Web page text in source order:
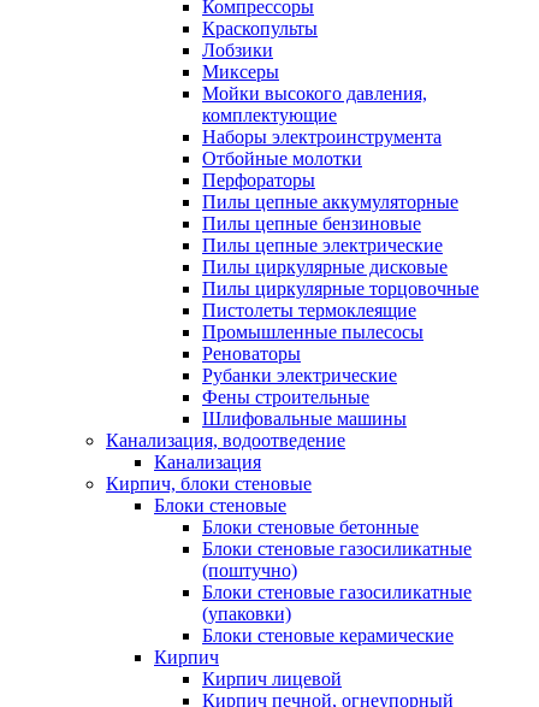
Компрессоры
Краскопульты
Лобзики
Миксеры
Мойки высокого давления,
комплектующие
Наборы электроинструмента
Отбойные молотки
Перфораторы
Пилы цепные аккумуляторные
Пилы цепные бензиновые
Пилы цепные электрические
Пилы циркулярные дисковые
Пилы циркулярные торцовочные
Пистолеты термоклеящие
Промышленные пылесосы
Реноваторы
Рубанки электрические
Фены строительные
Шлифовальные машины
Канализация, водоотведение
Канализация
Кирпич, блоки стеновые
Блоки стеновые
Блоки стеновые бетонные
Блоки стеновые газосиликатные
(поштучно)
Блоки стеновые газосиликатные
(упаковки)
Блоки стеновые керамические
Кирпич
Кирпич лицевой
Кирпич печной, огнеупорный